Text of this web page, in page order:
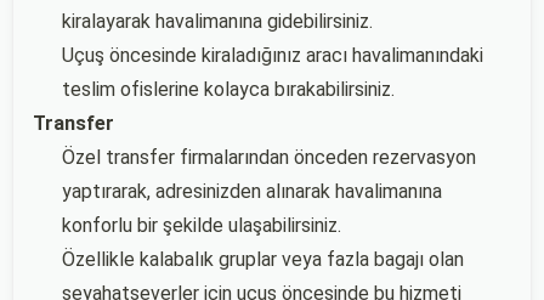
kiralayarak havalimanına gidebilirsiniz.
Uçuş öncesinde kiraladığınız aracı havalimanındaki
teslim ofislerine kolayca bırakabilirsiniz.
Transfer
Özel transfer firmalarından önceden rezervasyon
yaptırarak, adresinizden alınarak havalimanına
konforlu bir şekilde ulaşabilirsiniz.
Özellikle kalabalık gruplar veya fazla bagajı olan
seyahatseverler için uçuş öncesinde bu hizmeti